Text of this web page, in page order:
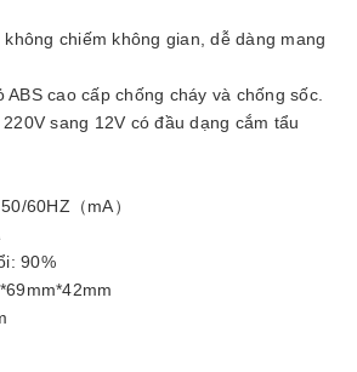
chiếm không gian, dễ dàng mang
cao cấp chống cháy và chống sốc.
sang 12V có đầu dạng cắm tẩu
60HZ（mA）
90%